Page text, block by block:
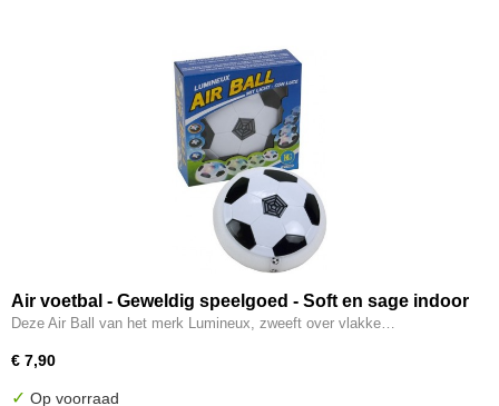
Air voetbal - Geweldig speelgoed - Soft en sage indoor
fun
Deze Air Ball van het merk Lumineux, zweeft over vlakke…
€ 7,90
✓ Op voorraad